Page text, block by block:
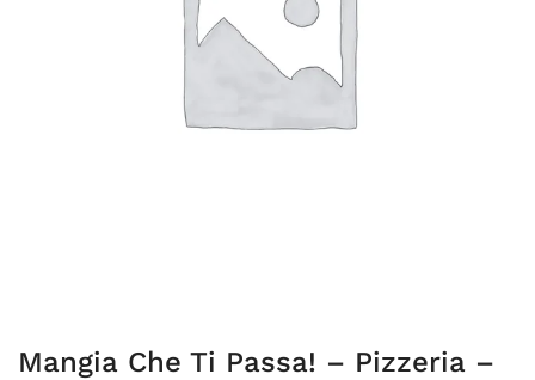
Mangia Che Ti Passa! – Pizzeria –